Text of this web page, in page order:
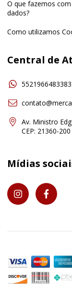
O que fazemos com
dados?
Como utilizamos
Central de
5521966483383
Av. Ministro
CEP: 21360-
Mídias